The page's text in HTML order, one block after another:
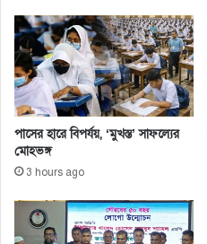
বে
,
কি
ক
রা
বে
না
?
পাসের হারে বিপর্যয়, ‘মুখস্ত’ সাফল্যের
মোহভঙ্গ
3 hours ago